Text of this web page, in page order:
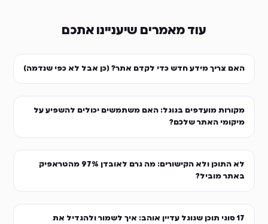
עוד מאמרים שיעניינו אתכם
צריך מידע חדש כדי לקדם אתר? (כן אבל לא כפי שנדמה)
מועדפים בגוגל: האם משתמשים יכולים להשפיע על
האתר שלכם?
לא התוכן ולא הקישורים: מה גרם לאובדן 97% מהטראפיק
מוביל?
17 סוגי תוכן שגוגל עדיין אוהב: איך לשמור ולהגדיל את